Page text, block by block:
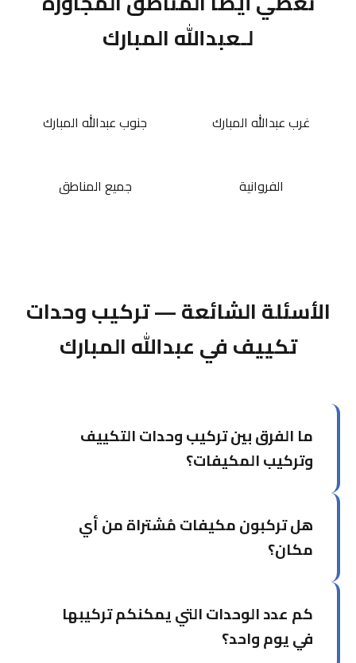
لـعبدالله المبارك
غرب عبدالله المبارك جنوب عبدالله المبارك
الفروانية جميع المناطق
الأسئلة الشائعة — تركيب وحدات
تكييف في عبدالله المبارك
ما الفرق بين تركيب وحدات التكييف
وتركيب المكيفات؟
منفردة في غرف محددة، بينما تشمل خدمة تركيب
المكيفات الشاملة التصميم والتخطيط للمشاريع الأكبر.
هل تركبون مكيفات مُشتراة من أي
مكان؟
محل. يكفي إخبارنا بالماركة والموديل مسبقاً.
كم عدد الوحدات التي يمكنكم تركيبها
في يوم واحد؟